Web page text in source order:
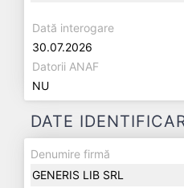
Dată interogare
30.07.2026
Datorii ANAF
NU
DATE
Denumire firmă
GENERIS LIB SRL